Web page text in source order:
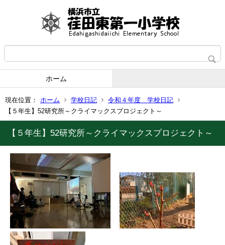
ホーム
現在位置： ホーム 学校日記
令和４年度 学校日記
【５年生】52研究所～クライマックスプロジェクト～
【５年生】52研究所～クライマックスプロジェクト～